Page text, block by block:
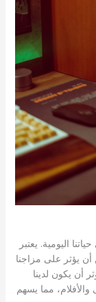
اليومية. يعتبر
يؤثر على مزاجنا
أن يكون لدينا
مما يسهم